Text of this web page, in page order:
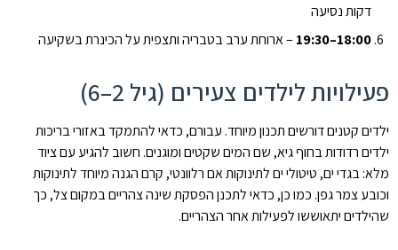
דקות נסיעה
18:00–19:30
– ארוחת ערב בטבריה ותצפית על הכינרת בשקיעה
פעילויות לילדים צעירים (גיל 2–6)
ילדים קטנים דורשים תכנון מיוחד. עבורם, כדאי להתמקד באזורי בריכות
ילדים רדודות בחוף גיא, שם המים שקטים ומוגנים. חשוב להגיע עם ציוד
מלא: בגדי ים, טיטולי ים לתינוקות אם רלוונטי, קרם הגנה מיוחד לתינוקות
וכובע צמר גפן. כמו כן, כדאי לתכנן הפסקת שינה צהריים במקום צל, כך
שהילדים יתאוששו לפעילות אחר הצהריים.